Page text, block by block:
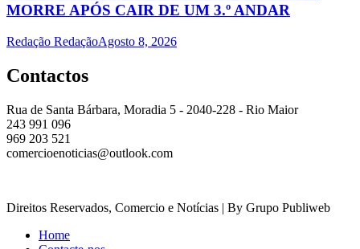
MORRE APÓS CAIR DE UM 3.º ANDAR
Redação RedaçãoAgosto 8, 2026
Contactos
Rua de Santa Bárbara, Moradia 5 - 2040-228 - Rio Maior
243 991 096
969 203 521
comercioenoticias@outlook.com
Direitos Reservados, Comercio e Notícias | By Grupo Publiweb
Home